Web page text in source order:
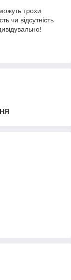
трохи
чи відсутність